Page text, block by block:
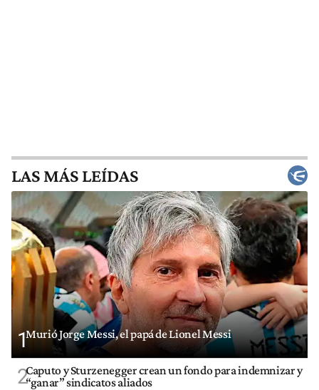
LAS MÁS LEÍDAS
1Murió Jorge Messi, el papá de Lionel Messi
2Caputo y Sturzenegger crean un fondo para indemnizar y
“ganar” sindicatos aliados